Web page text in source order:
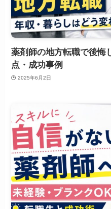
薬剤師の地方転職で後悔
点・成功事例
2025年6月2日